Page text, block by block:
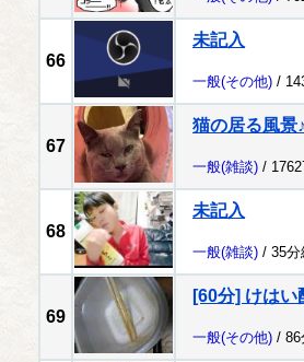
66
未記入
一般(その他) /
67
猫の居る風景♪
一般(雑談) /
68
未記入
一般(雑談) / 35
69
[60分] けはい
一般(その他) / 86